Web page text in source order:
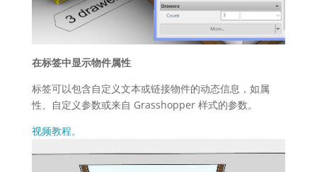
在标签中显示物件属性
标签可以包含自定义文本或链接物件的动态信息，如属
性、自定义参数或来自 Grasshopper 样式的参数。
视频教程。